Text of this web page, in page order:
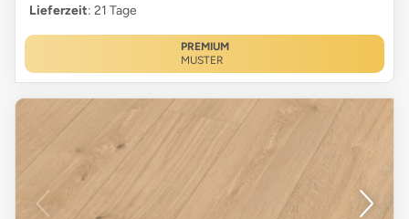
Lieferzeit: 21 Tage
PREMIUM
MUSTER